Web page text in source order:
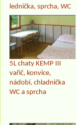
lednička, sprcha, WC
5L chaty KEMP III
vařič, konvice,
nádobí, chladnička
WC a sprcha